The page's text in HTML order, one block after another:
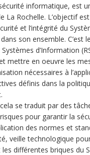
informatique, est
La Rochelle. L’objectif
et l’intégrité du
son ensemble. C’est
d’Information
mettre en oeuvre les
nécessaires à
définis dans la
se traduit par des
pour garantir la
des normes et
veille technologique
différentes briques du